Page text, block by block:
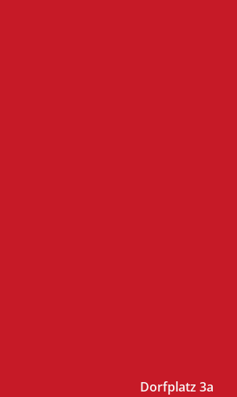
Dorfplatz 3a